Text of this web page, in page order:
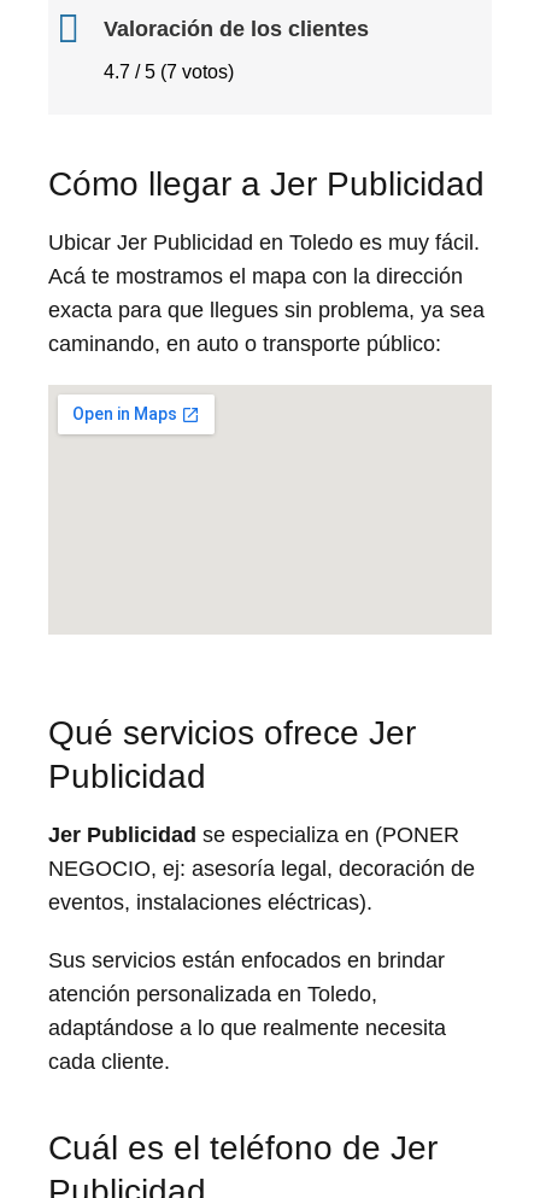
Valoración de los clientes
4.7 / 5 (7 votos)
Cómo llegar a Jer Publicidad
Ubicar Jer Publicidad en Toledo es muy fácil.
Acá te mostramos el mapa con la dirección
exacta para que llegues sin problema, ya sea
caminando, en auto o transporte público:
Qué servicios ofrece Jer
Publicidad
Jer Publicidad se especializa en (PONER
NEGOCIO, ej: asesoría legal, decoración de
eventos, instalaciones eléctricas).
Sus servicios están enfocados en brindar
atención personalizada en Toledo,
adaptándose a lo que realmente necesita
cada cliente.
Cuál es el teléfono de Jer